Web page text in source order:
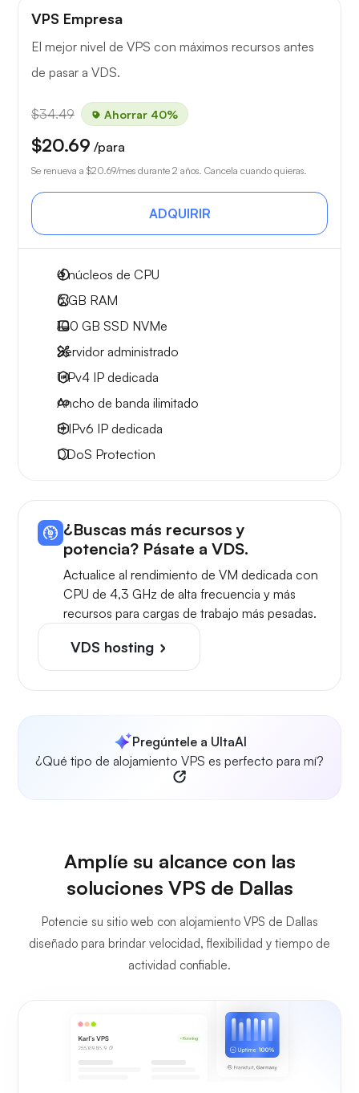
VPS Empresa
El mejor nivel de VPS con máximos recursos antes
de pasar a VDS.
$34.49 Ahorrar 40%
$20.69 /para
Se renueva a $20.69/mes durante 2 años. Cancela cuando quieras.
ADQUIRIR
4núcleos de CPU
6 GB RAM
100 GB SSD NVMe
Servidor administrado
1 IPv4 IP dedicada
Ancho de banda ilimitado
8 IPv6 IP dedicada
DDoS Protection
¿Buscas más recursos y
potencia? Pásate a VDS.
Actualice al rendimiento de VM dedicada con
CPU de 4,3 GHz de alta frecuencia y más
recursos para cargas de trabajo más pesadas.
VDS hosting
Pregúntele a UltaAI
¿Qué tipo de alojamiento VPS es perfecto para mí?
Amplíe su alcance con las
soluciones VPS de Dallas
Potencie su sitio web con alojamiento VPS de Dallas
diseñado para brindar velocidad, flexibilidad y tiempo de
actividad confiable.